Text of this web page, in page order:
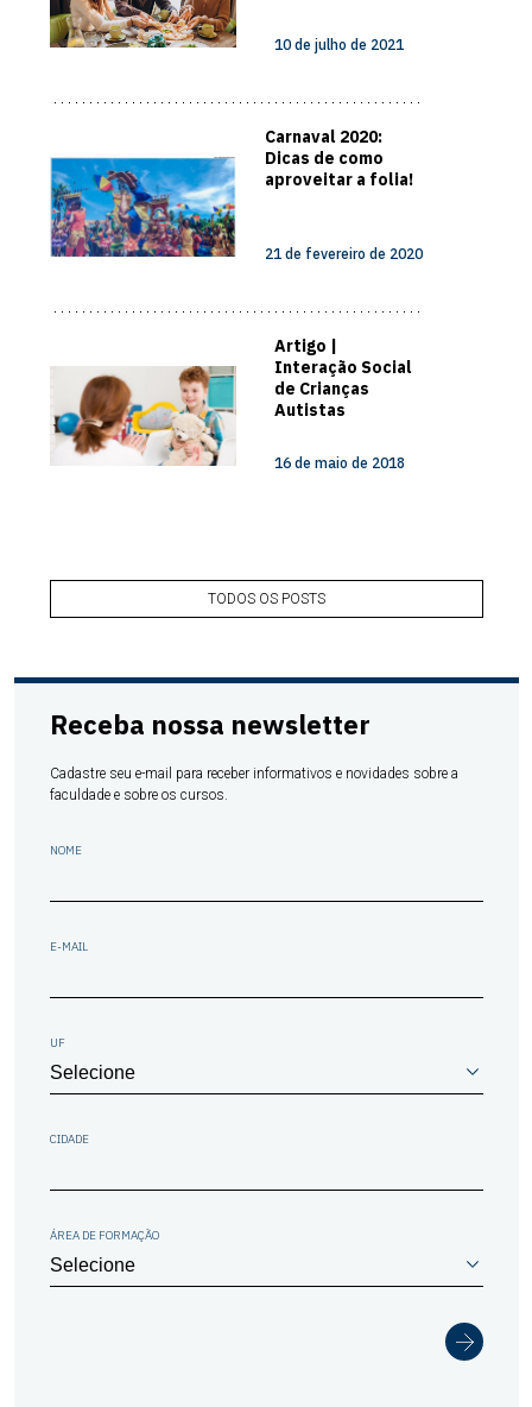
10 de julho de 2021
Carnaval 2020:
Dicas de como
aproveitar a folia!
21 de fevereiro de 2020
Artigo |
Interação Social
de Crianças
Autistas
16 de maio de 2018
TODOS OS POSTS
Receba nossa newsletter
Cadastre seu e-mail para receber informativos e novidades sobre a
faculdade e sobre os cursos.
NOME
E-MAIL
UF
CIDADE
ÁREA DE FORMAÇÃO